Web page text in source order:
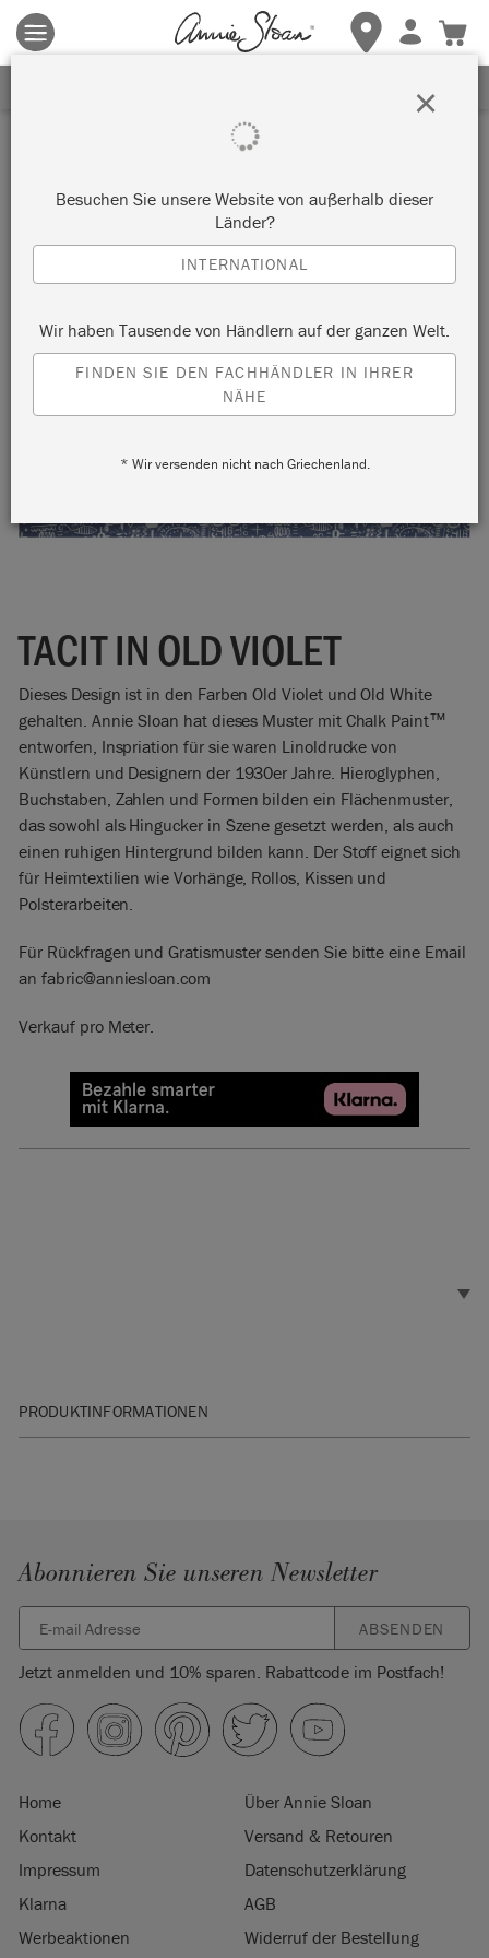
Es gelten die allgemeinen Geschäftsbedingungen.
hierfür weitere Informationen.
TACIT IN OLD VIOLET
Dieses Design ist in den Farben Old Violet und Old White
gehalten. Annie Sloan hat dieses Muster mit Chalk Paint™
entworfen, Inspriation für sie waren Linoldrucke von
Künstlern und Designern der 1930er Jahre. Hieroglyphen,
Buchstaben, Zahlen und Formen bilden ein Flächenmuster,
das sowohl als Hingucker in Szene gesetzt werden, als auch
einen ruhigen Hintergrund bilden kann. Der Stoff eignet sich
für Heimtextilien wie Vorhänge, Rollos, Kissen und
Polsterarbeiten.
Für Rückfragen und Gratismuster senden Sie bitte eine Email
an fabric@anniesloan.com
Verkauf pro Meter.
PRODUKTINFORMATIONEN
kalt Bügeln. Nicht Bleichen.
Made in UK
SKU: F101TOVT.MT01.09
Hergestellt im Vereinigten Königreich. Importiert und
vertrieben in der EU durch Annie Sloan Europe GmbH.
Abonnieren Sie unseren Newsletter
ABSENDEN
Jetzt anmelden und 10% sparen. Rabattcode im Postfach!
Home
Über Annie Sloan
Kontakt
Versand & Retouren
Impressum
Datenschutzerklärung
Klarna
AGB
Werbeaktionen
Widerruf der Bestellung
Besuchen Sie unsere Website von außerhalb dieser
Länder?
INTERNATIONAL
Wir haben Tausende von Händlern auf der ganzen Welt.
FINDEN SIE DEN FACHHÄNDLER IN IHRER
NÄHE
* Wir versenden nicht nach Griechenland.
×